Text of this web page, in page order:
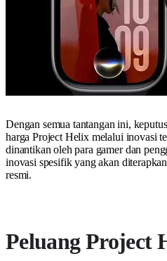
Dengan semua tantangan ini,
harga Project Helix melalui inovasi
dinantikan oleh para gamer dan
inovasi spesifik yang akan
resmi.
Peluang Project